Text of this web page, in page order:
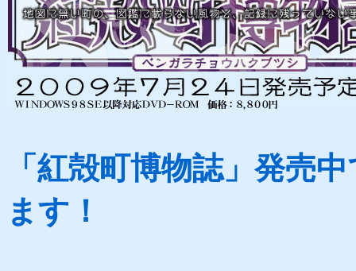
「紅殻町博物誌」発売
ます！